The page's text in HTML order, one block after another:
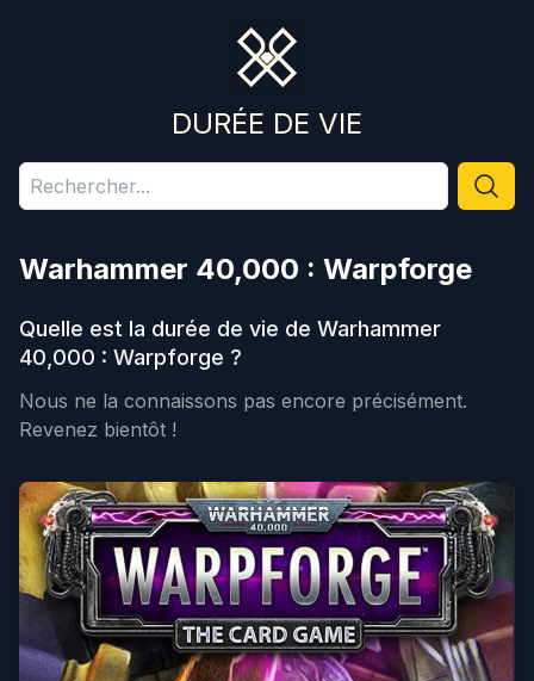
DURÉE DE VIE
Warhammer 40,000 : Warpforge
Quelle est la durée de vie de Warhammer
40,000 : Warpforge ?
Nous ne la connaissons pas encore précisément.
Revenez bientôt !